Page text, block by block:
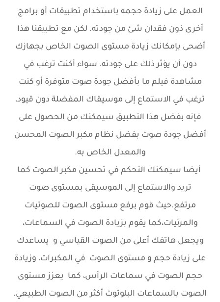
العمل على زيادة حجمه باستخدام تطبيقات أو برامج
أخرى ذون فقدان شئ من جودته. لكن مع تطبيقنا هذا
أضحى بإمكانك زيادة مستوى الصوت الخاص بجهازك
دون أن يؤثر ذلك على جودته. سواء أكنت ترغب في
مشاهدة فيلم ما بأفضل جودة صوت متوفرة أو كنت
ترغب في الاستماع إلى موسيقاك المفضلة دون قيود،
فإنه بفضل هذا التطبيق سيمكنك من الحصول على
أفضل جودة صوت بفضل نظام مكبر الصوت المحسن
والمعدل الخاص به.
أيضا سيمكنك التحكم في تحسين مكبر الصوت كما
تريد والاستماع إلى الموسيقى بمستوى صوت
مرتفع.حيث قوم برفع مستوى الصوت للصوتيات
والمرئيات،كما يقوم بزيادة الصوت في السماعات،
ويجعل هاتفك أعلى من الصوت القياسي و يساعدك
على زيادة حجم و مستوى الصوت في المكبرات، وزيادة
حجم الصوت في سماعات الرأس، كما يعزز مستوى
الصوت بالسماعات البلوتوث أكثر من الصوت الطبيعي.